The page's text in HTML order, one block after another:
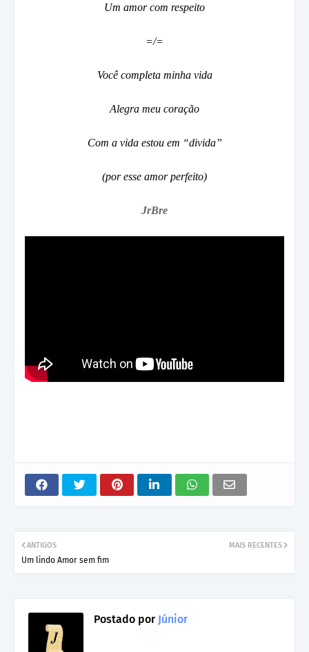
Um amor com respeito
=/=
Você completa minha vida
Alegra meu coração
Com a vida estou em “divida”
(por esse amor perfeito)
JrBre
MAIS RECENTES
ANTIGOS
Um lindo Amor sem fim
Postado porJúnior